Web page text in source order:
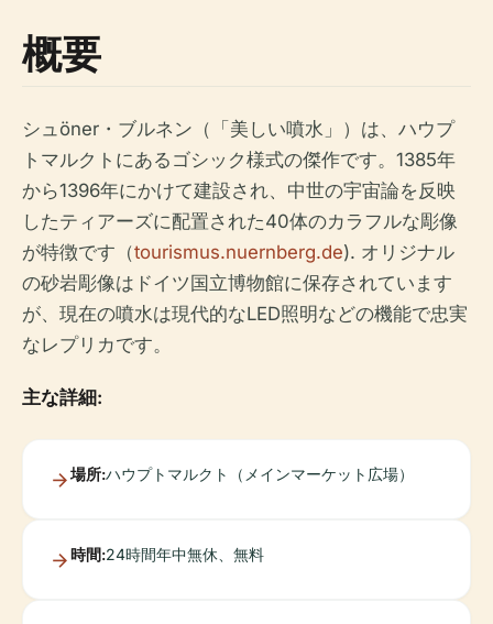
概要
シュöner・ブルネン（「美しい噴水」）は、ハウプ
トマルクトにあるゴシック様式の傑作です。1385年
から1396年にかけて建設され、中世の宇宙論を反映
したティアーズに配置された40体のカラフルな彫像
が特徴です（tourismus.nuernberg.de). オリジナル
の砂岩彫像はドイツ国立博物館に保存されています
が、現在の噴水は現代的なLED照明などの機能で忠実
なレプリカです。
主な詳細:
場所:ハウプトマルクト（メインマーケット広場）
時間:24時間年中無休、無料